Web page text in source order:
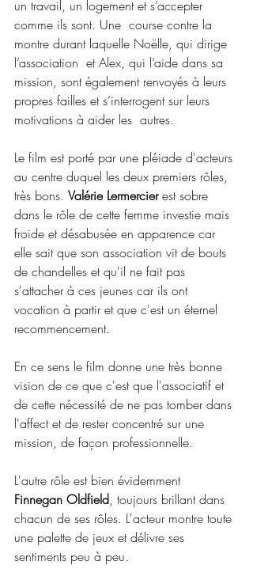
un travail, un logement et s’accepter
comme ils sont. Une  course contre la
montre durant laquelle Noëlle, qui dirige
l’association  et Alex, qui l’aide dans sa
mission, sont également renvoyés à leurs
propres failles et s’interrogent sur leurs
motivations à aider les  autres.
Le film est porté par une pléiade d'acteurs
au centre duquel les deux premiers rôles,
très bons. Valérie Lermercier est sobre
dans le rôle de cette femme investie mais
froide et désabusée en apparence car
elle sait que son association vit de bouts
de chandelles et qu'il ne fait pas
s'attacher à ces jeunes car ils ont
vocation à partir et que c'est un éternel
recommencement.
En ce sens le film donne une très bonne
vision de ce que c'est que l'associatif et
de cette nécessité de ne pas tomber dans
l'affect et de rester concentré sur une
mission, de façon professionnelle.
L'autre rôle est bien évidemment
Finnegan Oldfield, toujours brillant dans
chacun de ses rôles. L'acteur montre toute
une palette de jeux et délivre ses
sentiments peu à peu.